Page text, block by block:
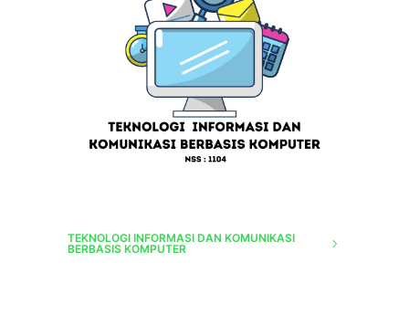
TEKNOLOGI INFORMASI DAN KOMUNIKASI
BERBASIS KOMPUTER